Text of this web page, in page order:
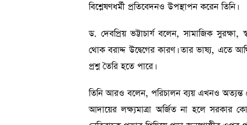
বিশ্লেষণধর্মী প্রতিবেদনও উপস্থাপন করেন তিনি।
ড. দেবপ্রিয় ভট্টাচার্য বলেন, সামাজিক সুরক্ষা,
থোক বরাদ্দ উদ্বেগের কারণ। তার ভাষ্য, এতে
প্রশ্ন তৈরি হতে পারে।
তিনি আরও বলেন, পরিচালন ব্যয় এখনও অত্যন্ত
আদায়ের লক্ষ্যমাত্রা অর্জিত না হলে সরকার